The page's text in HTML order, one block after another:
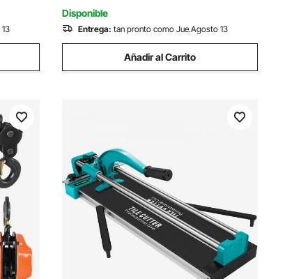
Conservación de Alimentos
Disponible
Entrega: tan pronto como Jue.Agosto 13
Añadir al Carrito